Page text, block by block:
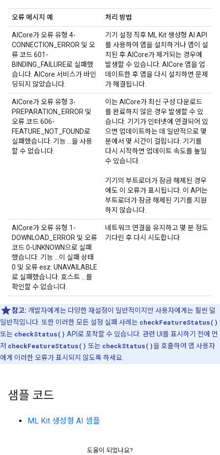
오류 메시지 예 처리 방법
AICore가 오류 유형 4-
CONNECTION_ERROR 및 오
류 코드 601-
BINDING_FAILURE로 실패했
습니다. AICore 서비스가 바인
딩되지 않았습니다.
기기 설정 직후 ML Kit 생성형 AI API
를 사용하여 앱을 설치하거나 앱이 설
치된 후 AICore가 제거되는 경우에
발생할 수 있습니다. AICore 앱을 업
데이트한 후 앱을 다시 설치하면 문제
가 해결됩니다.
AICore가 오류 유형 3-
PREPARATION_ERROR 및
오류 코드 606-
FEATURE_NOT_FOUND로
실패했습니다. 기능 ...을 사용
할 수 없습니다.
이는 AICore가 최신 구성 다운로드
를 완료하지 않은 경우 발생할 수 있
습니다. 기기가 인터넷에 연결되어 있
으면 업데이트하는 데 일반적으로 몇
분에서 몇 시간이 걸립니다. 기기를
다시 시작하면 업데이트 속도를 높일
수 있습니다.
기기의 부트로더가 잠금 해제된 경우
에도 이 오류가 표시됩니다. 이 API는
부트로더가 잠금 해제된 기기를 지원
하지 않습니다.
AICore가 오류 유형 1-
DOWNLOAD_ERROR 및 오류
코드 0-UNKNOWN으로 실패
했습니다. 기능 ...이 실패 상태
0 및 오류 esz: UNAVAILABLE
로 실패했습니다. 호스트 ...를
확인할 수 없습니다.
네트워크 연결을 유지하고 몇 분 정도
기다린 후 다시 시도합니다.
참고: 개발자에게는 다양한 재설정이 일반적이지만 사용자에게는 훨씬 덜
일반적입니다. 또한 이러한 모든 설정 실패 사례는 checkFeatureStatus()
또는 checkStatus() API로 포착할 수 있습니다. 관련 UI를 표시하기 전에 먼
저 checkFeatureStatus() 또는 checkStatus()을 호출하여 앱 사용자
에게 이러한 오류가 표시되지 않도록 하세요.
샘플 코드
ML Kit 생성형 AI 샘플
도움이 되었나요?